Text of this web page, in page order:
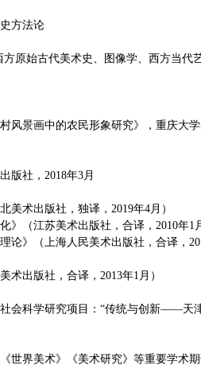
方法论
方原始古代美术史、图像学、西方当代
风景画中的农民形象研究》，重庆大
版社，2018年3月
美术出版社，独译，2019年4月）
》（江苏美术出版社，合译，2010年1
理论》（上海人民美术出版社，合译，
术出版社，合译，2013年1月）
会科学研究项目：“传统与创新——天
世界美术》《美术研究》等重要学术